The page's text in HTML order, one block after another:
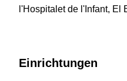
l'Hospitalet de l'Infant, El
Einrichtungen